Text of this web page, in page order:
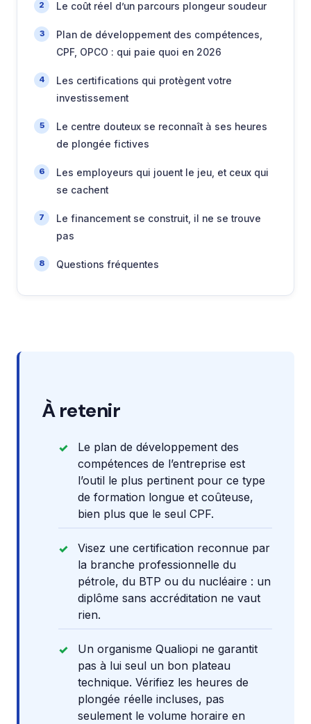
Le coût réel d’un parcours plongeur soudeur
Plan de développement des compétences,
CPF, OPCO : qui paie quoi en 2026
Les certifications qui protègent votre
investissement
Le centre douteux se reconnaît à ses heures
de plongée fictives
Les employeurs qui jouent le jeu, et ceux qui
se cachent
Le financement se construit, il ne se trouve
pas
Questions fréquentes
À retenir
Le plan de développement des
compétences de l’entreprise est
l’outil le plus pertinent pour ce type
de formation longue et coûteuse,
bien plus que le seul CPF.
Visez une certification reconnue par
la branche professionnelle du
pétrole, du BTP ou du nucléaire : un
diplôme sans accréditation ne vaut
rien.
Un organisme Qualiopi ne garantit
pas à lui seul un bon plateau
technique. Vérifiez les heures de
plongée réelle incluses, pas
seulement le volume horaire en